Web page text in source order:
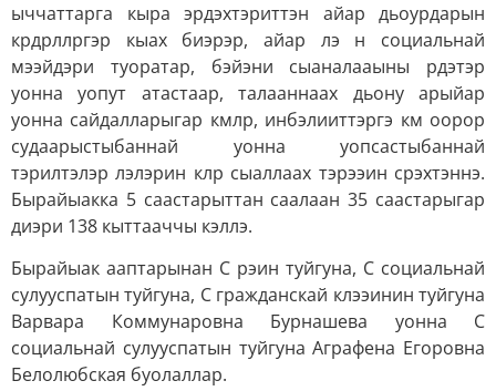
ыччаттарга кыра эрдэхтэриттэн айар дьоурдарын
крдрллргэр кыах биэрэр, айар лэ н социальнай
мээйдэри туоратар, бэйэни сыаналааыны рдэтэр
уонна уопут атастаар, талааннаах дьону арыйар
уонна сайдалларыгар кмлр, инбэлииттэргэ км оорор
судаарыстыбаннай уонна уопсастыбаннай
тэрилтэлэр лэлэрин клр сыаллаах тэрээин срэхтэннэ.
Бырайыакка 5 саастарыттан саалаан 35 саастарыгар
диэри 138 кыттааччы кэллэ.
Бырайыак ааптарынан С рэин туйгуна, С социальнай
сулууспатын туйгуна, С гражданскай клээинин туйгуна
Варвара Коммунаровна Бурнашева уонна С
социальнай сулууспатын туйгуна Аграфена Егоровна
Белолюбская буолаллар.